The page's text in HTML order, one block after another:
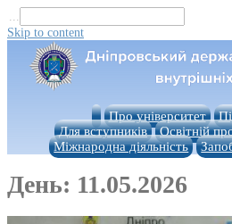
...
Skip to content
Про університет
Для вступників
Освітній
Міжнародна діяльність
День: 11.05.2026